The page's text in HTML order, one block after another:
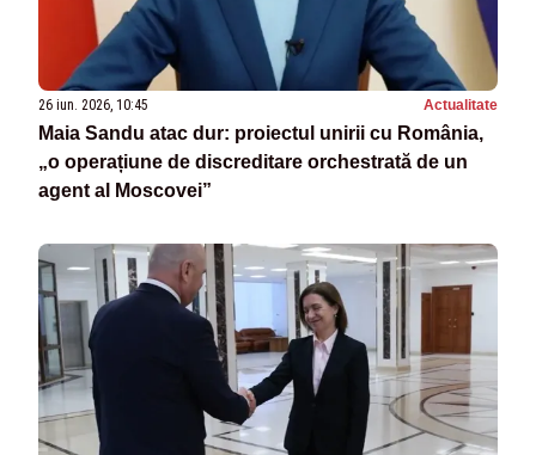
26 iun. 2026, 10:45 Actualitate
Maia Sandu atac dur: proiectul unirii cu România,
„o operațiune de discreditare orchestrată de un
agent al Moscovei”